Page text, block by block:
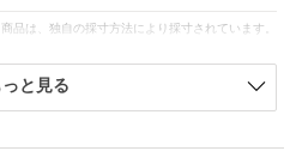
トアップのインナー合わせもいい
なしも、モードな雰囲気にまとま
商品は、独自の採寸方法により採寸されています。
っと見る